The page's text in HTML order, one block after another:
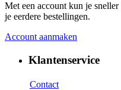
Met een account kun je
je eerdere bestellingen.
Account aanmaken
Klantenservice
Contact